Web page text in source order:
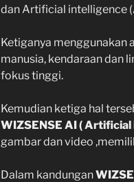
dan Artificial intelligence
Ketiganya menggunakan
manusia, kendaraan dan
fokus tinggi.
Kemudian ketiga hal
WIZSENSE AI( Artificial
gambar dan video
Dalam kandungan